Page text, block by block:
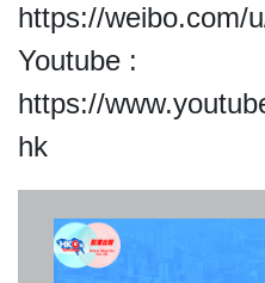
登記支持
https://weibo.com/
Youtube :
https://
hk